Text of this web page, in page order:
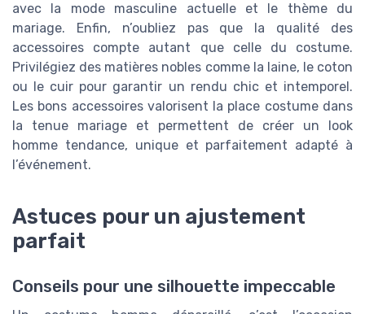
avec la mode masculine actuelle et le thème du
mariage. Enfin, n’oubliez pas que la qualité des
accessoires compte autant que celle du costume.
Privilégiez des matières nobles comme la laine, le coton
ou le cuir pour garantir un rendu chic et intemporel.
Les bons accessoires valorisent la place costume dans
la tenue mariage et permettent de créer un look
homme tendance, unique et parfaitement adapté à
l’événement.
Astuces pour un ajustement
parfait
Conseils pour une silhouette impeccable